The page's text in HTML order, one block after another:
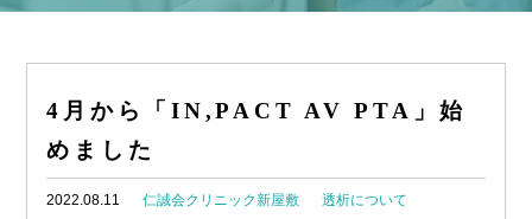
4月から「IN,PACT AV PTA」始
めました
2022.08.11 仁誠会クリニック新屋敷 透析について